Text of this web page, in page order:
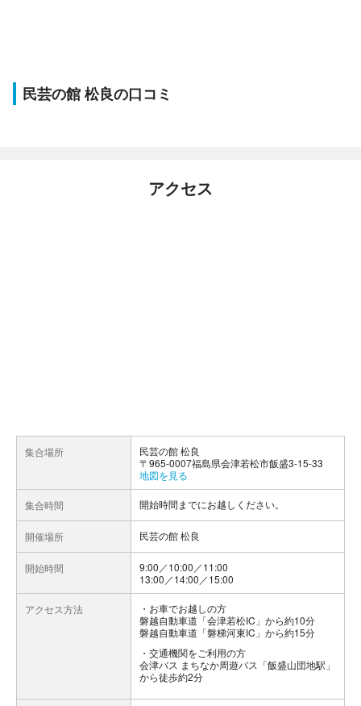
民芸の館 松良の口コミ
アクセス
集合場所
民芸の館 松良
〒965-0007福島県会津若松市飯盛3-15-33
地図を見る
集合時間 開始時間までにお越しください。
開催場所 民芸の館 松良
開始時間
9:00／10:00／11:00
13:00／14:00／15:00
アクセス方法
お車でお越しの方
磐越自動車道「会津若松IC」から約10分
磐越自動車道「磐梯河東IC」から約15分
交通機関をご利用の方
会津バス まちなか周遊バス「飯盛山団地駅」
から徒歩約2分